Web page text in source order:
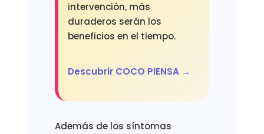
intervención, más
duraderos serán los
beneficios en el tiempo.
Descubrir COCO PIENSA →
Además de los síntomas